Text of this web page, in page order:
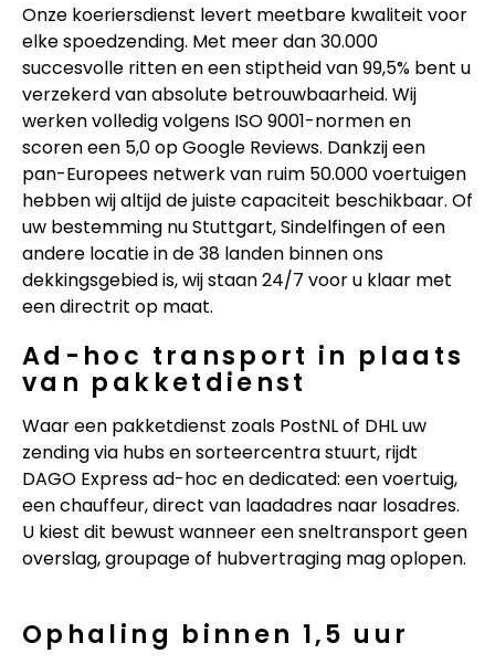
Onze koeriersdienst levert meetbare kwaliteit voor
elke spoedzending. Met meer dan 30.000
succesvolle ritten en een stiptheid van 99,5% bent u
verzekerd van absolute betrouwbaarheid. Wij
werken volledig volgens ISO 9001-normen en
scoren een 5,0 op Google Reviews. Dankzij een
pan-Europees netwerk van ruim 50.000 voertuigen
hebben wij altijd de juiste capaciteit beschikbaar. Of
uw bestemming nu Stuttgart, Sindelfingen of een
andere locatie in de 38 landen binnen ons
dekkingsgebied is, wij staan 24/7 voor u klaar met
een directrit op maat.
Ad-hoc transport in plaats
van pakketdienst
Waar een pakketdienst zoals PostNL of DHL uw
zending via hubs en sorteercentra stuurt, rijdt
DAGO Express ad-hoc en dedicated: een voertuig,
een chauffeur, direct van laadadres naar losadres.
U kiest dit bewust wanneer een sneltransport geen
overslag, groupage of hubvertraging mag oplopen.
Ophaling binnen 1,5 uur